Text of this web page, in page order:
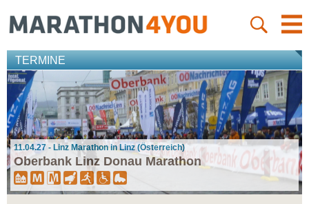
TERMINE
11.04.27 - Linz Marathon in Linz (Österreich)
Oberbank Linz Donau Marathon